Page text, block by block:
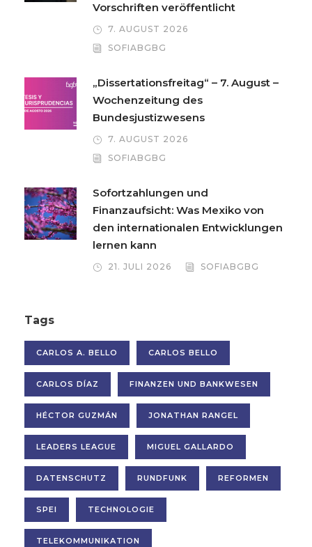
Vorschriften veröffentlicht
7. AUGUST 2026
SOFIABGBG
„Dissertationsfreitag“ – 7. August –
Wochenzeitung des
Bundesjustizwesens
7. AUGUST 2026
SOFIABGBG
Sofortzahlungen und
Finanzaufsicht: Was Mexiko von
den internationalen Entwicklungen
lernen kann
21. JULI 2026 SOFIABGBG
Tags
CARLOS A. BELLO CARLOS BELLO
CARLOS DÍAZ FINANZEN UND BANKWESEN
HÉCTOR GUZMÁN JONATHAN RANGEL
LEADERS LEAGUE MIGUEL GALLARDO
DATENSCHUTZ RUNDFUNK REFORMEN
SPEI TECHNOLOGIE
TELEKOMMUNIKATION